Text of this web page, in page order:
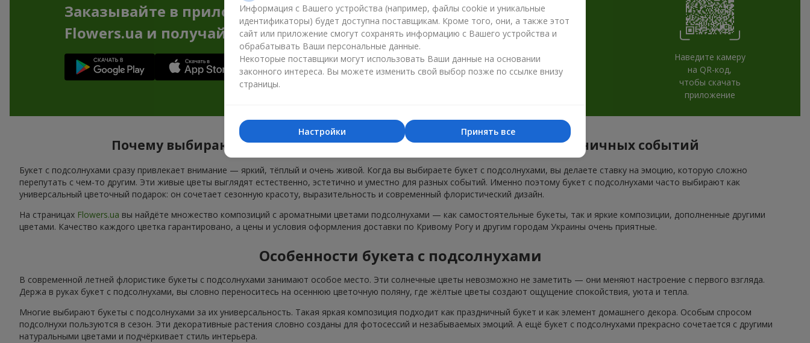
Заказывайте в приложении
Flowers.ua и получайте бонусы
Наведите камеру
на QR-код,
чтобы скачать
приложение
Почему выбирают букеты с подсолнухами в г. Кривой Рог для праздничных событий
Букет с подсолнухами сразу привлекает внимание — яркий, тёплый и очень живой. Когда вы выбираете букет с подсолнухами, вы делаете ставку на эмоцию, которую сложно
перепутать с чем-то другим. Эти живые цветы выглядят естественно, эстетично и уместно для разных событий. Именно поэтому букет с подсолнухами часто выбирают как
универсальный цветочный подарок: он сочетает сезонную красоту, выразительность и современный флористический дизайн.
На страницах Flowers.ua вы найдёте множество композиций с ароматными цветами подсолнухами — как самостоятельные букеты, так и яркие композиции, дополненные другими
цветами. Качество каждого цветка гарантировано, а цены и условия оформления доставки по Кривому Рогу и другим городам Украины очень приятные.
Особенности букета с подсолнухами
В современной летней флористике букеты с подсолнухами занимают особое место. Эти солнечные цветы невозможно не заметить — они меняют настроение с первого взгляда.
Держа в руках букет с подсолнухами, вы словно переноситесь на осеннюю цветочную поляну, где жёлтые цветы создают ощущение спокойствия, уюта и тепла.
Многие выбирают букеты с подсолнухами за их универсальность. Такая яркая композиция подходит как праздничный букет и как элемент домашнего декора. Особым спросом
подсолнухи пользуются в сезон. Эти декоративные растения словно созданы для фотосессий и незабываемых эмоций. А ещё букет с подсолнухами прекрасно сочетается с другими
натуральными цветами и подчёркивает стиль интерьера.
Информация с Вашего устройства (например, файлы cookie и уникальные
идентификаторы) будет доступна поставщикам. Кроме того, они, а также этот
сайт или приложение смогут сохранять информацию с Вашего устройства и
обрабатывать Ваши персональные данные.
Некоторые поставщики могут использовать Ваши данные на основании
законного интереса. Вы можете изменить свой выбор позже по ссылке внизу
страницы.
Принять все
Настройки